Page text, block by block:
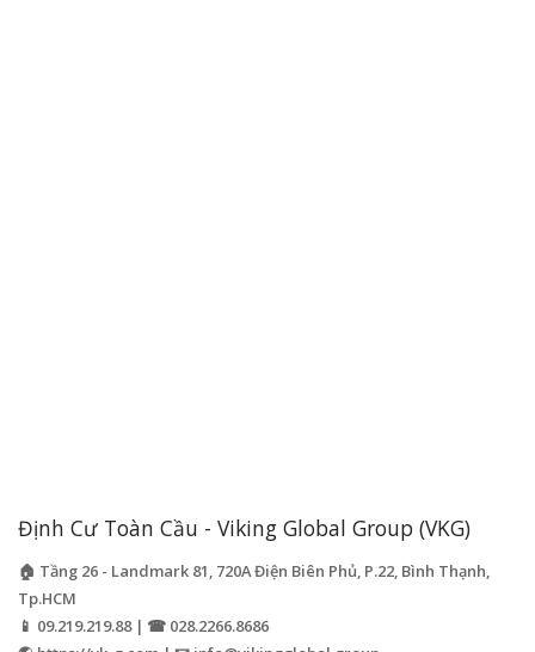
Định Cư Toàn Cầu - Viking Global Group (VKG)
🏠 Tầng 26 - Landmark 81, 720A Điện Biên Phủ, P.22, Bình Thạnh,
Tp.HCM
📱 09.219.219.88 | ☎ 028.2266.8686